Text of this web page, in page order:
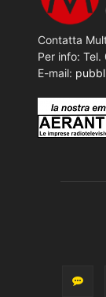
Contatta
Per info:
E-mail: